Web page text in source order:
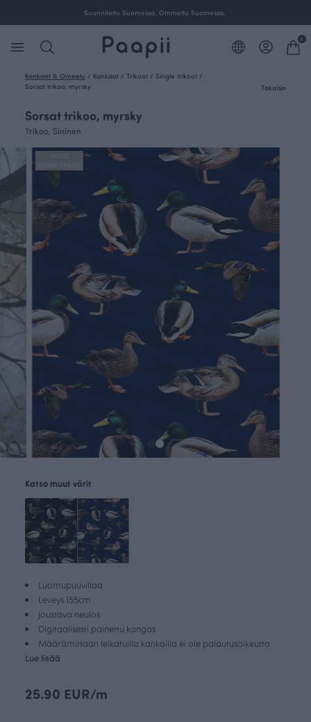
Suunniteltu Suomessa. Ommeltu Suomessa.
0
Kankaat & Ompelu / Kankaat / Trikoot / Single trikoot /
Sorsat trikoo, myrsky
Takaisin
Sorsat trikoo, myrsky
Trikoo, Sininen
Luomupuuvillaa
Leveys 155cm
Joustava neulos
Digitaalisesti painettu kangas
Määrämittaan leikatuilla kankailla ei ole palautusoikeutta
Lue lisää
Katso muut värit
25.90 EUR/m